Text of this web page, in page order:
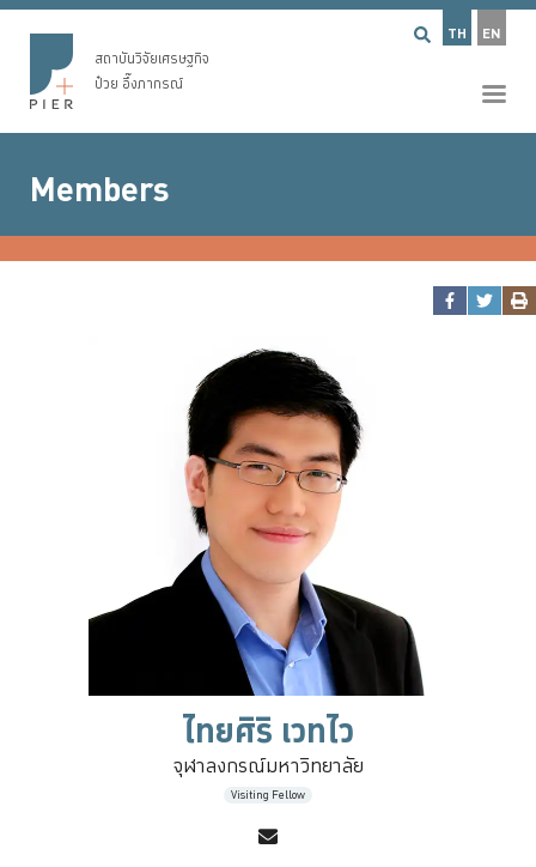
TH EN
สถาบันวิจัยเศรษฐกิจ
ป๋วย อึ๊งภากรณ์
Members
ไทยศิริ เวทไว
จุฬาลงกรณ์มหาวิทยาลัย
Visiting Fellow